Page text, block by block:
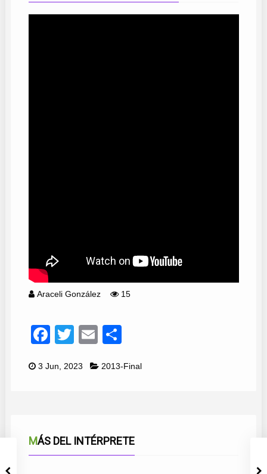
Araceli González 15
Facebook
TwitterEmail
3 Jun, 2023 2013-Final
MÁS DEL INTÉRPRETE